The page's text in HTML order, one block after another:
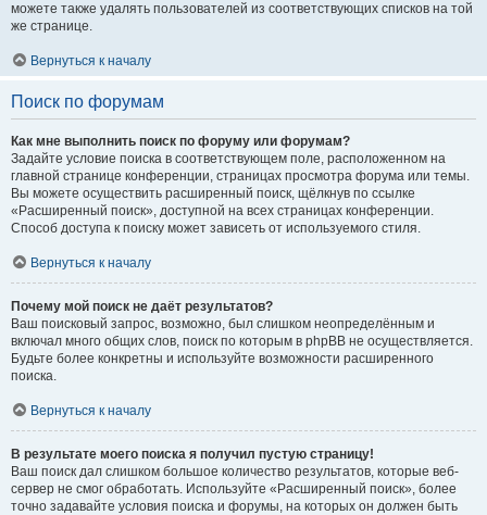
можете также удалять пользователей из соответствующих списков на той
же странице.
Вернуться к началу
Поиск по форумам
Как мне выполнить поиск по форуму или форумам?
Задайте условие поиска в соответствующем поле, расположенном на
главной странице конференции, страницах просмотра форума или темы.
Вы можете осуществить расширенный поиск, щёлкнув по ссылке
«Расширенный поиск», доступной на всех страницах конференции.
Способ доступа к поиску может зависеть от используемого стиля.
Вернуться к началу
Почему мой поиск не даёт результатов?
Ваш поисковый запрос, возможно, был слишком неопределённым и
включал много общих слов, поиск по которым в phpBB не осуществляется.
Будьте более конкретны и используйте возможности расширенного
поиска.
Вернуться к началу
В результате моего поиска я получил пустую страницу!
Ваш поиск дал слишком большое количество результатов, которые веб-
сервер не смог обработать. Используйте «Расширенный поиск», более
точно задавайте условия поиска и форумы, на которых он должен быть